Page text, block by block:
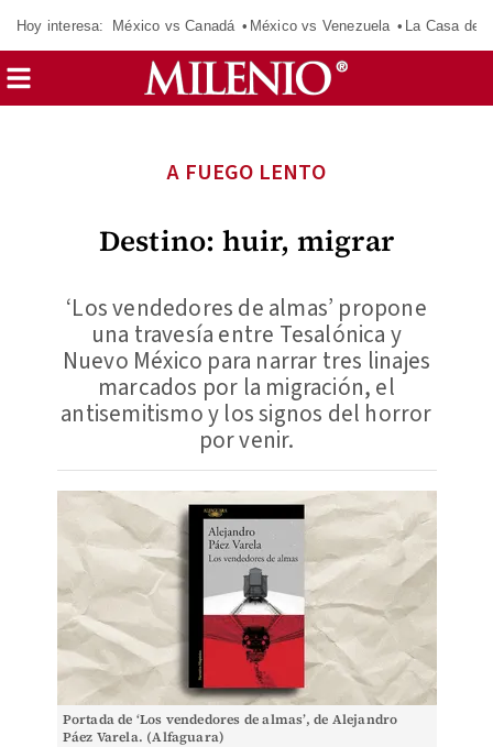
Hoy interesa: México vs Canadá México vs Venezuela La Casa de
Destino: huir, migrar
A FUEGO LENTO
‘Los vendedores de almas’ propone
una travesía entre Tesalónica y
Nuevo México para narrar tres linajes
marcados por la migración, el
antisemitismo y los signos del horror
por venir.
Portada de ‘Los vendedores de almas’, de Alejandro
Páez Varela. (Alfaguara)